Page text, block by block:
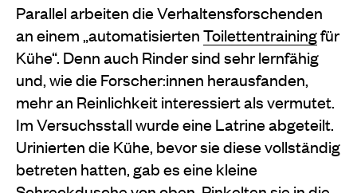
Parallel arbeiten die Verhaltensforschenden
an einem „automatisiertenToilettentrainingfür
Kühe“. Denn auch Rinder sind sehr lernfähig
und, wie die Forscher:innen herausfanden,
mehr an Reinlichkeit interessiert als vermutet.
Im Versuchsstall wurde eine Latrine abgeteilt.
Urinierten die Kühe, bevor sie diese vollständig
betreten hatten, gab es eine kleine